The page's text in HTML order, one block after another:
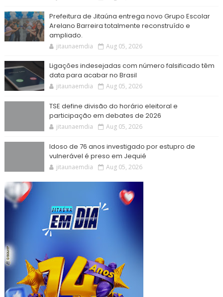
Prefeitura de Jitaúna entrega novo Grupo Escolar
Arelano Barreira totalmente reconstruído e
ampliado.
jitaunaemdia Aug 05, 2026
Ligações indesejadas com número falsificado têm
data para acabar no Brasil
jitaunaemdia Aug 05, 2026
TSE define divisão do horário eleitoral e
participação em debates de 2026
jitaunaemdia Aug 05, 2026
Idoso de 76 anos investigado por estupro de
vulnerável é preso em Jequié
jitaunaemdia Aug 05, 2026